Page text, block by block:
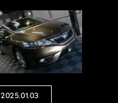
2025.01.03